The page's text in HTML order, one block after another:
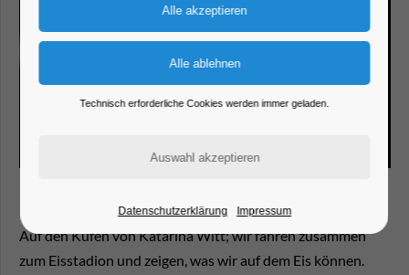
Auf den Kufen von Katarina Witt; wir fahren zusammen
zum Eisstadion und zeigen, was wir auf dem Eis können.
Technisch erforderliche Cookies werden immer geladen.
Datenschutzerklärung Impressum